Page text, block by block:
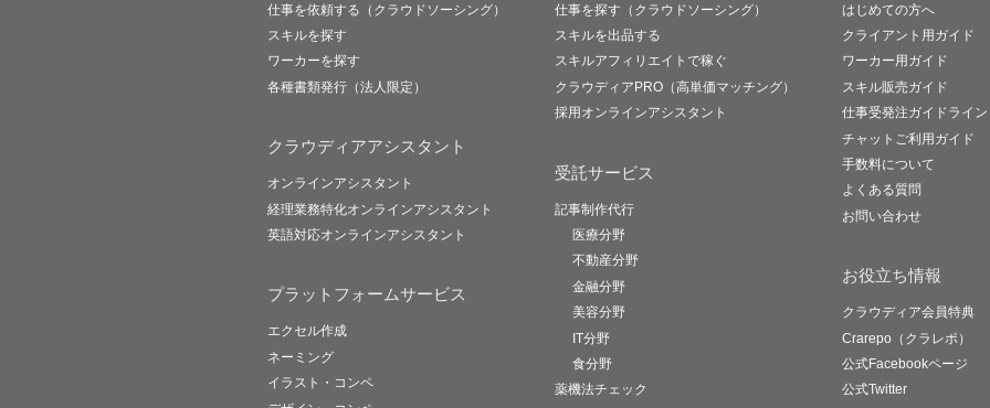
仕事を依頼する（クラウドソーシング）
スキルを探す
ワーカーを探す
各種書類発行（法人限定）
クラウディアアシスタント
オンラインアシスタント
経理業務特化オンラインアシスタント
英語対応オンラインアシスタント
プラットフォームサービス
エクセル作成
ネーミング
イラスト・コンペ
仕事を探す（クラウドソーシング）
スキルを出品する
スキルアフィリエイトで稼ぐ
クラウディアPRO（高単価マッチング）
採用オンラインアシスタント
受託サービス
記事制作代行
医療分野
不動産分野
金融分野
美容分野
IT分野
食分野
薬機法チェック
はじめての方へ
クライアント用ガイド
ワーカー用ガイド
スキル販売ガイド
仕事受発注ガイドライン
チャットご利用ガイド
手数料について
よくある質問
お問い合わせ
お役立ち情報
クラウディア会員特典
Crarepo（クラレポ）
公式Facebookページ
公式Twitter